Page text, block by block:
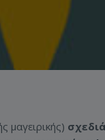
μαγειρικής)